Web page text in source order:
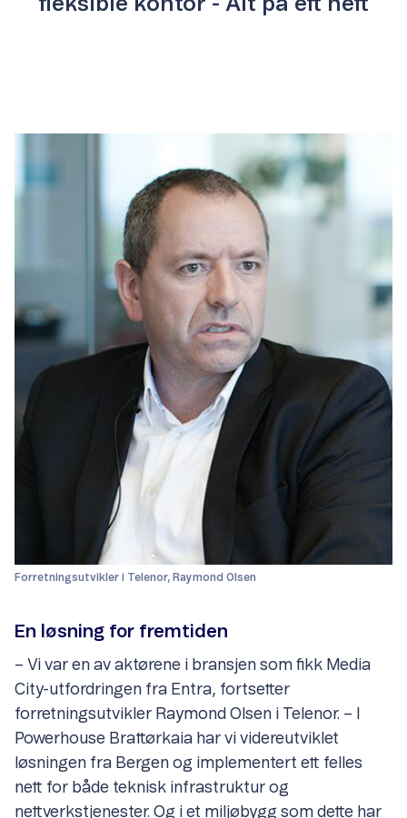
Forretningsutvikler i Telenor, Raymond Olsen
En løsning for fremtiden
– Vi var en av aktørene i bransjen som fikk Media
City-utfordringen fra Entra, fortsetter
forretningsutvikler Raymond Olsen i Telenor. – I
Powerhouse Brattørkaia har vi videreutviklet
løsningen fra Bergen og implementert ett felles
nett for både teknisk infrastruktur og
nettverkstjenester. Og i et miljøbygg som dette har